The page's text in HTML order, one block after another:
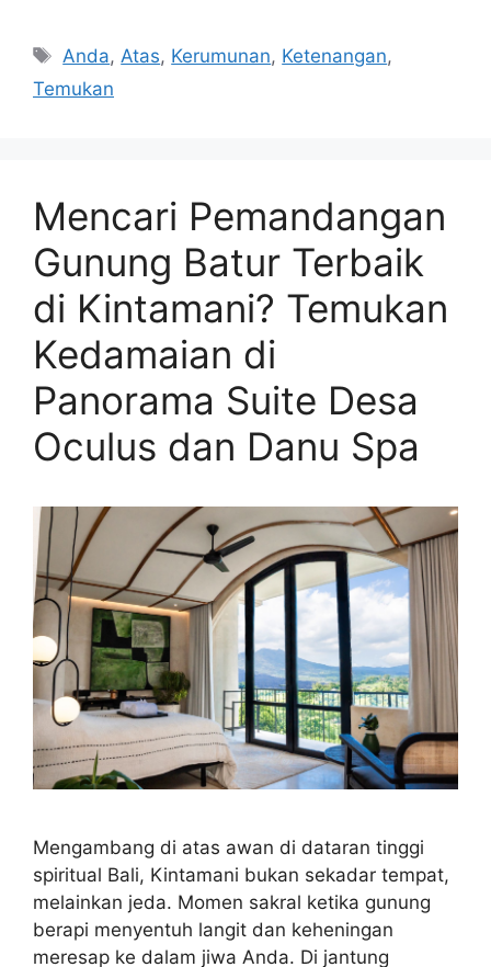
Tags
Anda, Atas, Kerumunan, Ketenangan,
Temukan
Mencari Pemandangan
Gunung Batur Terbaik
di Kintamani? Temukan
Kedamaian di
Panorama Suite Desa
Oculus dan Danu Spa
Mengambang di atas awan di dataran tinggi
spiritual Bali, Kintamani bukan sekadar tempat,
melainkan jeda. Momen sakral ketika gunung
berapi menyentuh langit dan keheningan
meresap ke dalam jiwa Anda. Di jantung